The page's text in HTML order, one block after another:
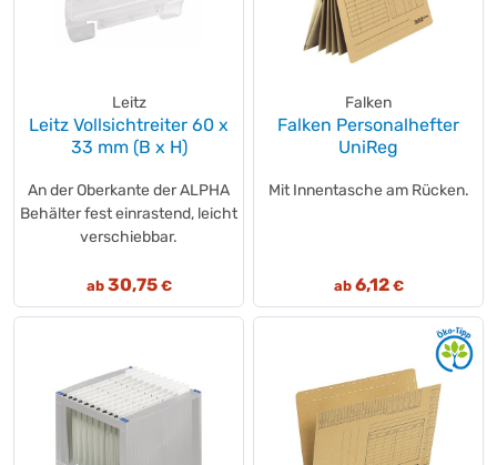
Leitz
Leitz Vollsichtreiter 60 x
33 mm (B x H)
An der Oberkante der ALPHA
Behälter fest einrastend, leicht
verschiebbar.
ab 30,75€
Falken
Falken Personalhefter
UniReg
Mit Innentasche am Rücken.
ab 6,12€